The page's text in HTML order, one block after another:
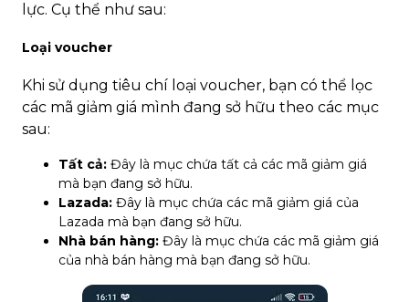
lực. Cụ thể như sau:
Loại voucher
Khi sử dụng tiêu chí loại voucher, bạn có thể lọc
các mã giảm giá mình đang sở hữu theo các mục
sau:
Tất cả: Đây là mục chứa tất cả các mã giảm giá
mà bạn đang sở hữu.
Lazada: Đây là mục chứa các mã giảm giá của
Lazada mà bạn đang sở hữu.
Nhà bán hàng: Đây là mục chứa các mã giảm giá
của nhà bán hàng mà bạn đang sở hữu.